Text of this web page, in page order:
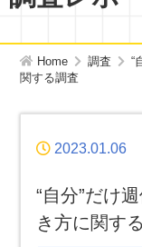
タレントインテ
運営会社
個人情報保護方針
Home 調査
“
関する調査
2023.01.06
“自分”だけ
き方に関す